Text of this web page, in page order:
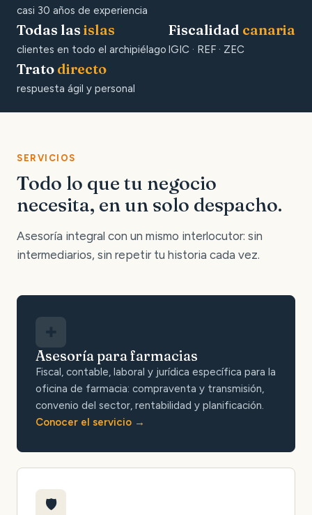
casi 30 años de experiencia
Todas las islas
clientes en todo el archipiélago
Fiscalidad canaria
IGIC · REF · ZEC
Trato directo
respuesta ágil y personal
SERVICIOS
Todo lo que tu negocio
necesita, en un solo despacho.
Asesoría integral con un mismo interlocutor: sin
intermediarios, sin repetir tu historia cada vez.
Asesoría para farmacias
Fiscal, contable, laboral y jurídica específica para la
oficina de farmacia: compraventa y transmisión,
convenio del sector, rentabilidad y planificación.
Conocer el servicio
🛡️